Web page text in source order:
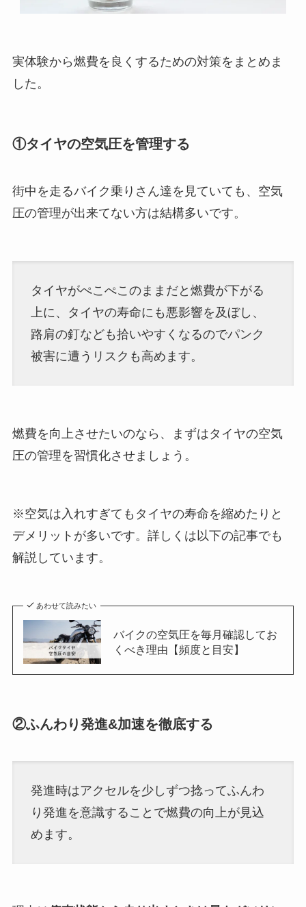
実体験から燃費を良くするための対策をまとめま
した。
①タイヤの空気圧を管理する
街中を走るバイク乗りさん達を見ていても、空気
圧の管理が出来てない方は結構多いです。
タイヤがぺこぺこのままだと燃費が下がる
上に、タイヤの寿命にも悪影響を及ぼし、
路肩の釘なども拾いやすくなるのでパンク
被害に遭うリスクも高めます。
燃費を向上させたいのなら、まずはタイヤの空気
圧の管理を習慣化させましょう。
※空気は入れすぎてもタイヤの寿命を縮めたりと
デメリットが多いです。詳しくは以下の記事でも
解説しています。
あわせて読みたい
バイクの空気圧を毎月確認してお
くべき理由【頻度と目安】
②ふんわり発進&加速を徹底する
発進時はアクセルを少しずつ捻ってふんわ
り発進を意識することで燃費の向上が見込
めます。